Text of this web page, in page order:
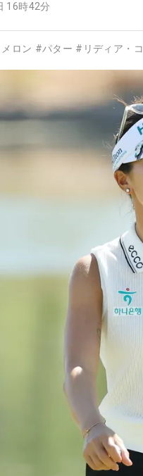
16時42分
ロン #パター # リディア・コ